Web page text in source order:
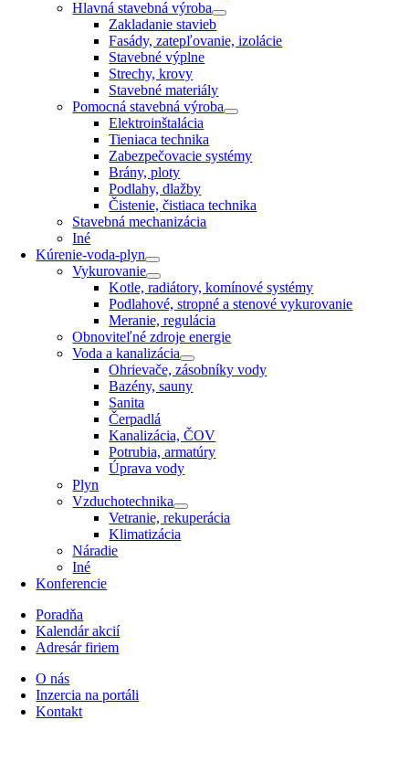
Hlavná stavebná výroba
Zakladanie stavieb
Fasády, zatepľovanie, izolácie
Stavebné výplne
Strechy, krovy
Stavebné materiály
Pomocná stavebná výroba
Elektroinštalácia
Tieniaca technika
Zabezpečovacie systémy
Brány, ploty
Podlahy, dlažby
Čistenie, čistiaca technika
Stavebná mechanizácia
Iné
Kúrenie-voda-plyn
Vykurovanie
Kotle, radiátory, komínové systémy
Podlahové, stropné a stenové vykurovanie
Meranie, regulácia
Obnoviteľné zdroje energie
Voda a kanalizácia
Ohrievače, zásobníky vody
Bazény, sauny
Sanita
Čerpadlá
Kanalizácia, ČOV
Potrubia, armatúry
Úprava vody
Plyn
Vzduchotechnika
Vetranie, rekuperácia
Klimatizácia
Náradie
Iné
Konferencie
Poradňa
Kalendár akcií
Adresár firiem
O nás
Inzercia na portáli
Kontakt